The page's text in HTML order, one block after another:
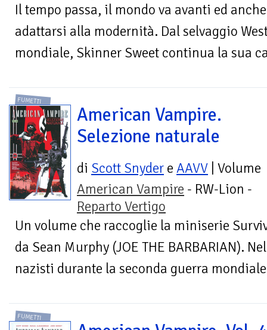
Il tempo passa, il mondo va avanti ed
adattarsi alla modernità. Dal selvaggio
mondiale, Skinner Sweet continua la sua
FUMETTI
American Vampire.
Selezione naturale
di Scott Snyder e AAVV | Volume
American Vampire - RW-Lion -
Reparto Vertigo
Un volume che raccoglie la miniserie
da Sean Murphy (JOE THE BARBARIAN).
nazisti durante la seconda guerra
FUMETTI